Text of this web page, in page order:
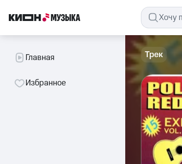
Главная
Избранное
Трек